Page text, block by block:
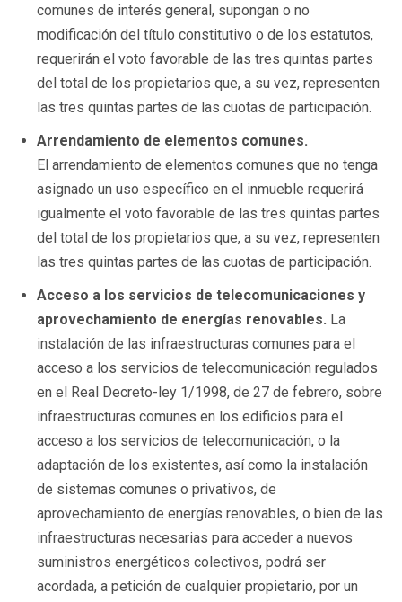
comunes de interés general, supongan o no
modificación del título constitutivo o de los estatutos,
requerirán el voto favorable de las tres quintas partes
del total de los propietarios que, a su vez, representen
las tres quintas partes de las cuotas de participación.
Arrendamiento de elementos comunes.
El arrendamiento de elementos comunes que no tenga
asignado un uso específico en el inmueble requerirá
igualmente el voto favorable de las tres quintas partes
del total de los propietarios que, a su vez, representen
las tres quintas partes de las cuotas de participación.
Acceso a los servicios de telecomunicaciones y
aprovechamiento de energías renovables. La
instalación de las infraestructuras comunes para el
acceso a los servicios de telecomunicación regulados
en el Real Decreto-ley 1/1998, de 27 de febrero, sobre
infraestructuras comunes en los edificios para el
acceso a los servicios de telecomunicación, o la
adaptación de los existentes, así como la instalación
de sistemas comunes o privativos, de
aprovechamiento de energías renovables, o bien de las
infraestructuras necesarias para acceder a nuevos
suministros energéticos colectivos, podrá ser
acordada, a petición de cualquier propietario, por un